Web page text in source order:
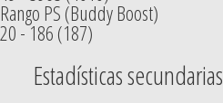
Rango PS (Buddy Boost)
20 - 186 (187)
Estadísticas secundarias